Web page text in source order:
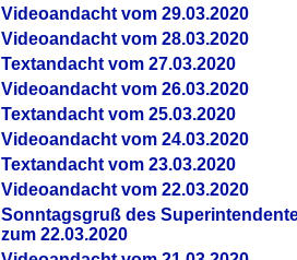
Videoandacht vom 29.03.2020
Videoandacht vom 28.03.2020
Textandacht vom 27.03.2020
Videoandacht vom 26.03.2020
Textandacht vom 25.03.2020
Videoandacht vom 24.03.2020
Textandacht vom 23.03.2020
Videoandacht vom 22.03.2020
Sonntagsgruß des
zum 22.03.2020